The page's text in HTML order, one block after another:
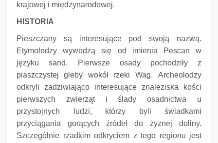
krajowej i międzynarodowej.
HISTORIA
Pieszczany są interesujące pod swoją nazwą.
Etymolodzy wywodzą się od imienia Pescan w
języku sand.
Pierwsze osady pochodziły z
piaszczystej gleby wokół rzeki Wag.
Archeolodzy
odkryli zadziwiająco interesujące znaleziska kości
pierwszych zwierząt i ślady osadnictwa u
przystojnych ludzi, którzy byli świadkami
przyciągania gorących źródeł do żyznej doliny.
Szczególnie rzadkim odkryciem z tego regionu jest